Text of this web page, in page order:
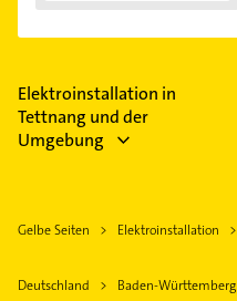
Elektroinstallation in
Tettnang und der
Umgebung
Gelbe Seiten Elektroinstallation
Deutschland Baden-Württemberg